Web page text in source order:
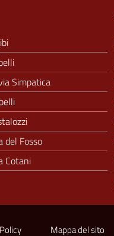
Simpatica
del Fosso
Cotani
Mappa del sito